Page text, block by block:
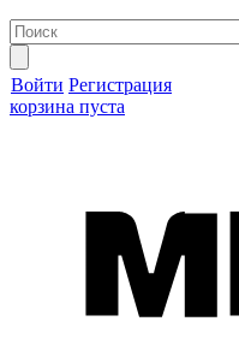
Войти Регистрация
корзина пуста